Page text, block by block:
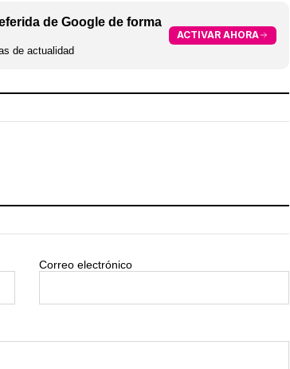
de Google de forma
de actualidad
ACTIVAR AHORA